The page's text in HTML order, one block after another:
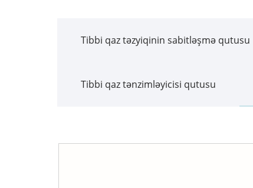
Tibbi qaz təzyiqinin sabitləşmə qutusu
Tibbi qaz tənzimləyicisi qutusu